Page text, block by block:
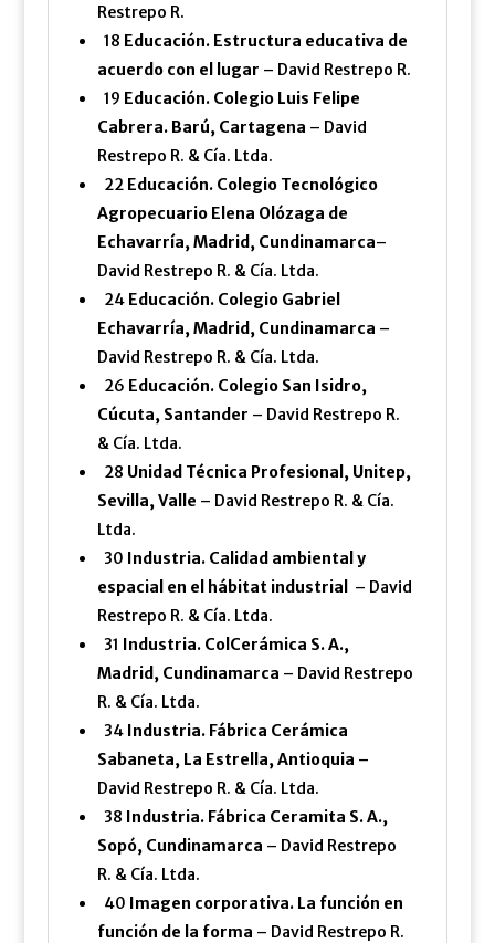
Restrepo R.
18 Educación. Estructura educativa de
acuerdo con el lugar – David Restrepo R.
19 Educación. Colegio Luis Felipe
Cabrera. Barú, Cartagena – David
Restrepo R. & Cía. Ltda.
22 Educación. Colegio Tecnológico
Agropecuario Elena Olózaga de
Echavarría, Madrid, Cundinamarca–
David Restrepo R. & Cía. Ltda.
24 Educación. Colegio Gabriel
Echavarría, Madrid, Cundinamarca –
David Restrepo R. & Cía. Ltda.
26 Educación. Colegio San Isidro,
Cúcuta, Santander – David Restrepo R.
& Cía. Ltda.
28 Unidad Técnica Profesional, Unitep,
Sevilla, Valle – David Restrepo R. & Cía.
Ltda.
30 Industria. Calidad ambiental y
espacial en el hábitat industrial
– David
Restrepo R. & Cía. Ltda.
31 Industria. ColCerámica S. A.,
Madrid, Cundinamarca – David Restrepo
R. & Cía. Ltda.
34 Industria. Fábrica Cerámica
Sabaneta, La Estrella, Antioquia –
David Restrepo R. & Cía. Ltda.
38 Industria. Fábrica Ceramita S. A.,
Sopó, Cundinamarca – David Restrepo
R. & Cía. Ltda.
40 Imagen corporativa. La función en
función de la forma – David Restrepo R.